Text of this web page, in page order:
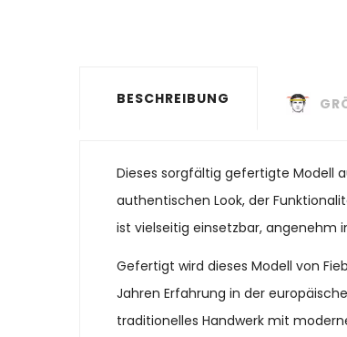
BESCHREIBUNG
Dieses sorgfältig gefertigte Modell
authentischen Look, der
ist vielseitig einsetzbar, angenehm
Gefertigt wird dieses Modell von
Jahren Erfahrung in der
traditionelles Handwerk mit